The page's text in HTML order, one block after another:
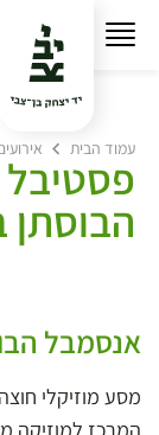
עמוד הבית
הבוסתן
אנסמבל
מסע מוזיקלי